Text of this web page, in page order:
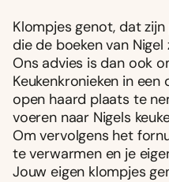
Klompjes genot, dat
die de boeken van
Ons advies is dan ook
Keukenkronieken in
open haard plaats te
voeren naar Nigels
Om vervolgens het
te verwarmen en je
Jouw eigen klompjes